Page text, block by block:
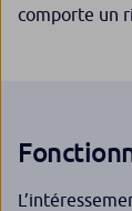
comporte un